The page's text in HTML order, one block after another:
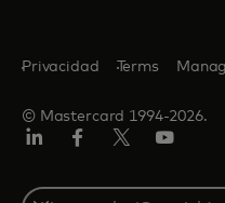
© Mastercard 1994-2026.
Privacidad Terms
Select